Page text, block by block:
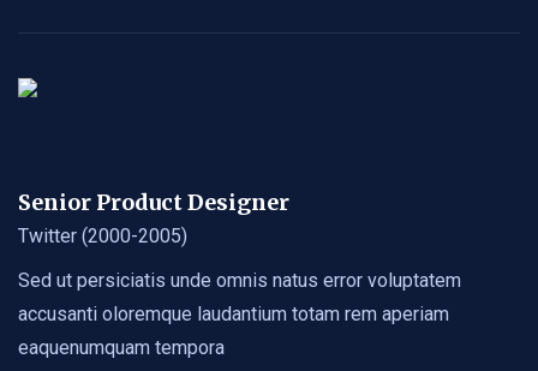
Senior Product Designer
Twitter (2000-2005)
Sed ut persiciatis unde omnis natus error voluptatem
accusanti oloremque laudantium totam rem aperiam
eaquenumquam tempora